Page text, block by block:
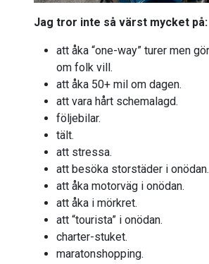
Jag tror inte så värst mycket på:
att åka “one-way” turer men
om folk vill.
att åka 50+ mil om dagen.
att vara hårt schemalagd.
följebilar.
tält.
att stressa.
att besöka storstäder i onödan.
att åka motorväg i onödan.
att åka i mörkret.
att “tourista” i onödan.
charter-stuket.
maratonshopping.